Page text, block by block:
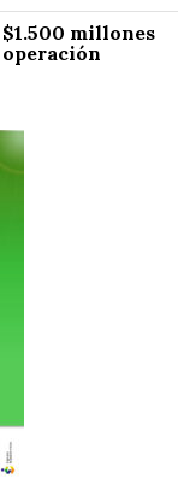
millones